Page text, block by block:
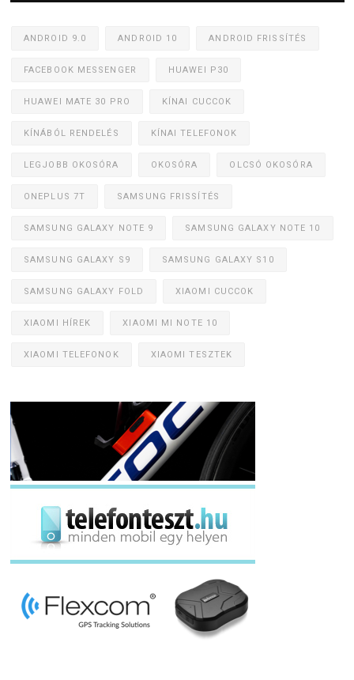
ANDROID 9.0 ANDROID 10 ANDROID FRISSÍTÉS
FACEBOOK MESSENGER HUAWEI P30
HUAWEI MATE 30 PRO KÍNAI CUCCOK
KÍNÁBÓL RENDELÉS KÍNAI TELEFONOK
LEGJOBB OKOSÓRA OKOSÓRA OLCSÓ OKOSÓRA
ONEPLUS 7T SAMSUNG FRISSÍTÉS
SAMSUNG GALAXY NOTE 9 SAMSUNG GALAXY NOTE 10
SAMSUNG GALAXY S9 SAMSUNG GALAXY S10
SAMSUNG GALAXY FOLD XIAOMI CUCCOK
XIAOMI HÍREK XIAOMI MI NOTE 10
XIAOMI TELEFONOK XIAOMI TESZTEK